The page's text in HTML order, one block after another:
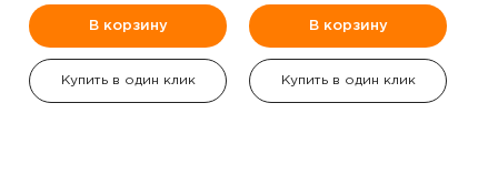
В корзину
Купить в один клик
В корзину
Купить в один клик